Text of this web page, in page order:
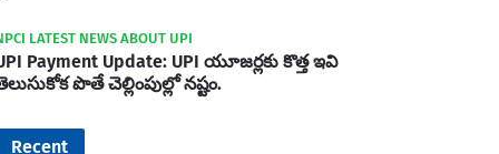
LATEST NEWS ABOUT UPI
Payment Update: UPI యూజర్లకు కొత్త ఇవి
పొతే చెల్లింపుల్లో నష్టం.
Recent